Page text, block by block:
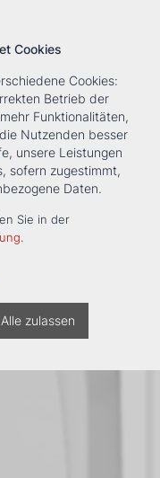
KontaktSuche
› DXC 73+1
Cookies
Cookies:
Betrieb der
Funktionalitäten,
Nutzenden besser
unsere Leistungen
sofern zugestimmt,
Daten.
Sie in der
.
Alle zulassen